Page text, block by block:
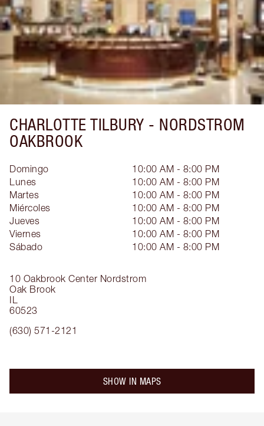
CHARLOTTE TILBURY - NORDSTROM
OAKBROOK
10 Oakbrook Center Nordstrom
Oak Brook
IL
60523
(630) 571-2121
Domingo
10:00 AM - 8:00 PM
Lunes
10:00 AM - 8:00 PM
Martes
10:00 AM - 8:00 PM
Miércoles
10:00 AM - 8:00 PM
Jueves
10:00 AM - 8:00 PM
Viernes
10:00 AM - 8:00 PM
Sábado
10:00 AM - 8:00 PM
SHOW IN MAPS